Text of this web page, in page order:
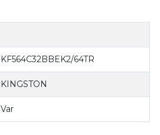
KF564C32BBEK2/64TR
KINGSTON
Var